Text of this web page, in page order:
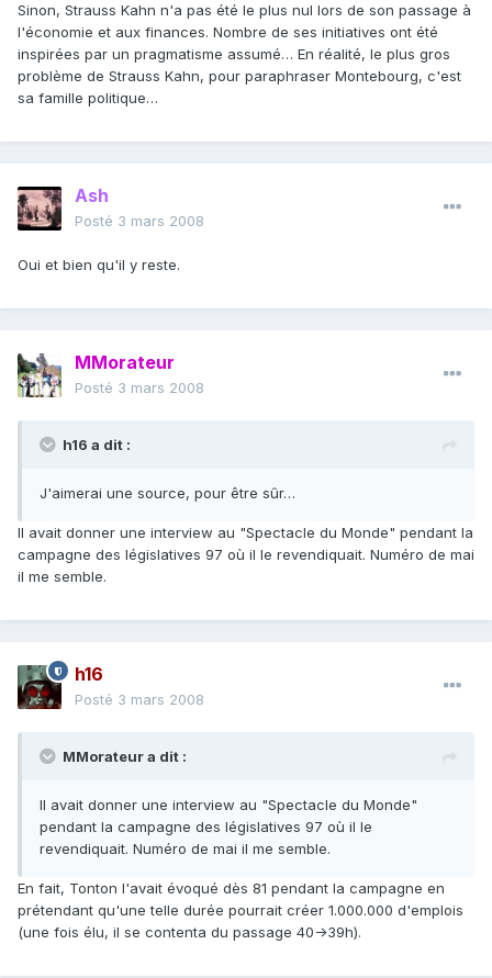
Sinon, Strauss Kahn n'a pas été le plus nul lors de son passage à
l'économie et aux finances. Nombre de ses initiatives ont été
inspirées par un pragmatisme assumé… En réalité, le plus gros
problème de Strauss Kahn, pour paraphraser Montebourg, c'est
sa famille politique…
Ash
Posté 3 mars 2008
Oui et bien qu'il y reste.
MMorateur
Posté 3 mars 2008
h16 a dit :
J'aimerai une source, pour être sûr…
Il avait donner une interview au "Spectacle du Monde" pendant la
campagne des législatives 97 où il le revendiquait. Numéro de mai
il me semble.
h16
Posté 3 mars 2008
MMorateur a dit :
Il avait donner une interview au "Spectacle du Monde"
pendant la campagne des législatives 97 où il le
revendiquait. Numéro de mai il me semble.
En fait, Tonton l'avait évoqué dès 81 pendant la campagne en
prétendant qu'une telle durée pourrait créer 1.000.000 d'emplois
(une fois élu, il se contenta du passage 40->39h).